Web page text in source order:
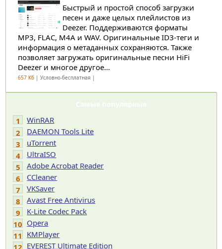
Быстрый и простой способ загрузки
песен и даже целых плейлистов из
Deezer. Поддерживаются форматы
MP3, FLAC, M4A и WAV. Оригинальные ID3-теги и
информация о метаданных сохраняются. Также
позволяет загружать оригинальные песни HiFi
Deezer и многое другое...
657 Кб| Условно-бесплатная |
Самые популярные
1
WinRAR
2
DAEMON Tools Lite
3
uTorrent
4
UltraISO
5
Adobe Acrobat Reader
6
CCleaner
7
VKSaver
8
Avast Free Antivirus
9
K-Lite Codec Pack
10 Opera
11 KMPlayer
12 EVEREST Ultimate Edition